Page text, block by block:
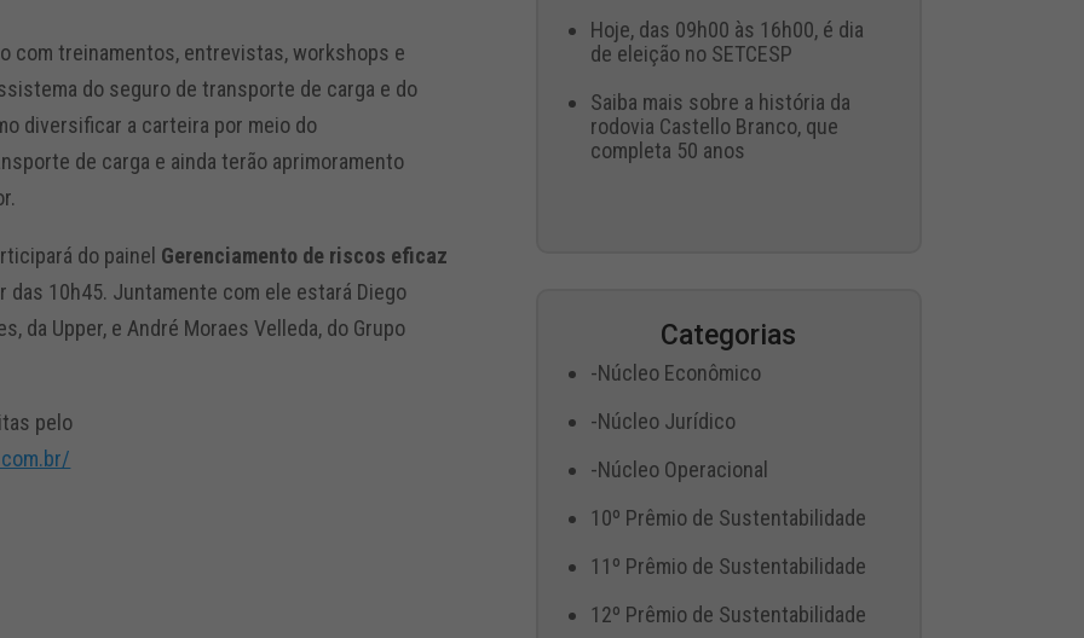
com treinamentos, entrevistas, workshops e
do seguro de transporte de carga e do
diversificar a carteira por meio do
de carga e ainda terão aprimoramento
do painel Gerenciamento de riscos eficaz
das 10h45. Juntamente com ele estará Diego
da Upper, e André Moraes Velleda, do Grupo
pelo
Hoje, das 09h00 às 16h00, é dia
de eleição no SETCESP
Saiba mais sobre a história da
rodovia Castello Branco, que
completa 50 anos
Categorias
-Núcleo Econômico
-Núcleo Jurídico
-Núcleo Operacional
10º Prêmio de Sustentabilidade
11º Prêmio de Sustentabilidade
12º Prêmio de Sustentabilidade